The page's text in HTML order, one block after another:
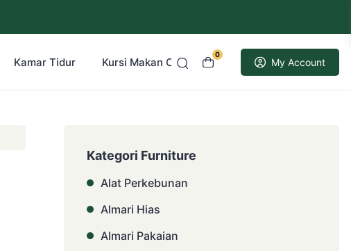
0
My Account
Kamar Tidur Kursi Makan Cafe Resto Kusen Pintu Jati
Kategori Furniture
Alat Perkebunan
Almari Hias
Almari Pakaian